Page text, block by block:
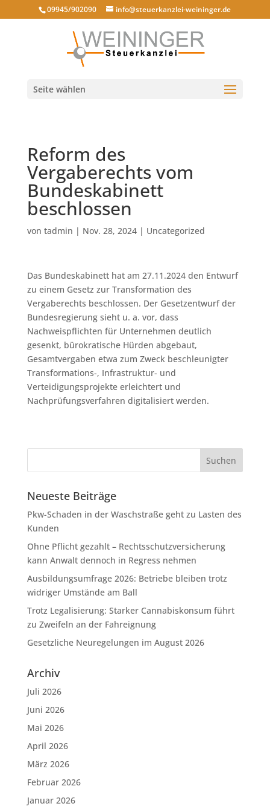
09945/902090 info@steuerkanzlei-weininger.de
Seite wählen
Reform des
Vergaberechts vom
Bundeskabinett
beschlossen
von tadmin | Nov. 28, 2024| Uncategorized
Das Bundeskabinett hat am 27.11.2024 den Entwurf
zu einem Gesetz zur Transformation des
Vergaberechts beschlossen. Der Gesetzentwurf der
Bundesregierung sieht u. a. vor, dass
Nachweispflichten für Unternehmen deutlich
gesenkt, bürokratische Hürden abgebaut,
Gesamtvergaben etwa zum Zweck beschleunigter
Transformations-, Infrastruktur- und
Verteidigungsprojekte erleichtert und
Nachprüfungsverfahren digitalisiert werden.
Neueste Beiträge
Pkw-Schaden in der Waschstraße geht zu Lasten des
Kunden
Ohne Pflicht gezahlt – Rechtsschutzversicherung
kann Anwalt dennoch in Regress nehmen
Ausbildungsumfrage 2026: Betriebe bleiben trotz
widriger Umstände am Ball
Trotz Legalisierung: Starker Cannabiskonsum führt
zu Zweifeln an der Fahreignung
Gesetzliche Neuregelungen im August 2026
Archiv
Juli 2026
Juni 2026
Mai 2026
April 2026
März 2026
Februar 2026
Januar 2026